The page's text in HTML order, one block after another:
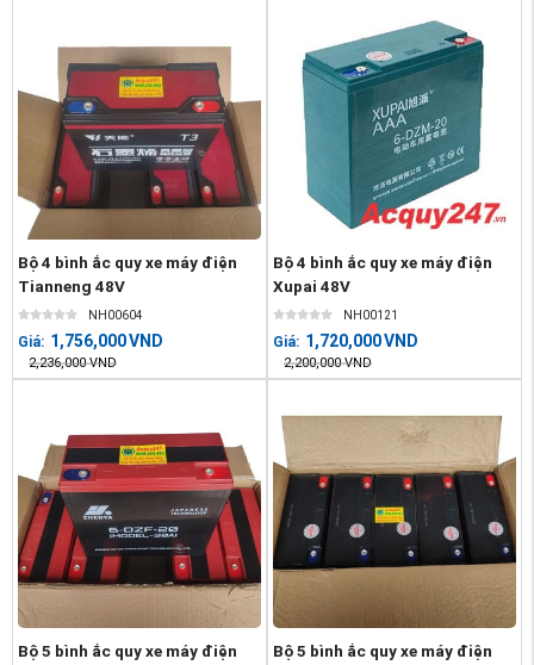
Bộ 4 bình ắc quy xe máy điện
Tianneng 48V
NH00604
Giá: 1,756,000VND
2,236,000 VND
Bộ 4 bình ắc quy xe máy điện
Xupai 48V
NH00121
Giá: 1,720,000VND
2,200,000 VND
Bộ 5 bình ắc quy xe máy điện
Bộ 5 bình ắc quy xe máy điện